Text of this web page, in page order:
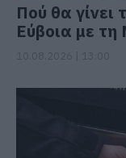
Πού θα γίνει
Εύβοια με